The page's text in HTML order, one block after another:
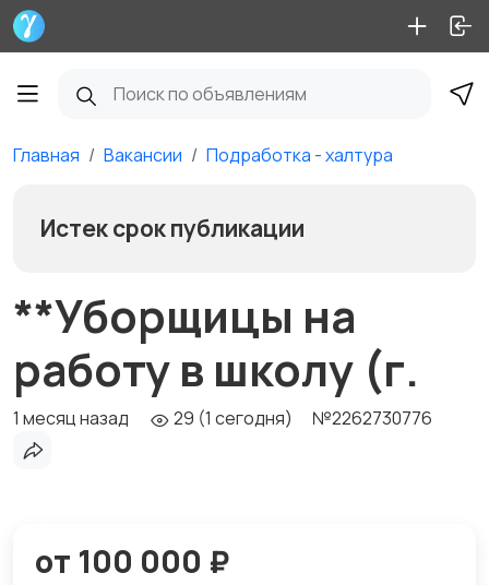
Главная Вакансии Подработка - халтура
Истек срок публикации
**Уборщицы на
работу в школу (г.
1 месяц назад 29 (1 сегодня) №2262730776
от 100 000 ₽